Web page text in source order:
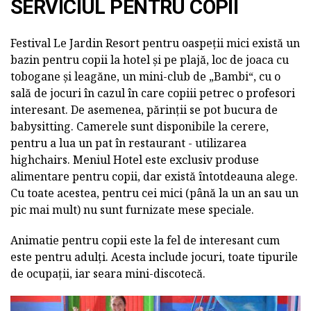
SERVICIUL PENTRU COPII
Festival Le Jardin Resort pentru oaspeții mici există un
bazin pentru copii la hotel și pe plajă, loc de joaca cu
tobogane și leagăne, un mini-club de „Bambi“, cu o
sală de jocuri în cazul în care copiii petrec o profesori
interesant. De asemenea, părinții se pot bucura de
babysitting. Camerele sunt disponibile la cerere,
pentru a lua un pat în restaurant - utilizarea
highchairs. Meniul Hotel este exclusiv produse
alimentare pentru copii, dar există întotdeauna alege.
Cu toate acestea, pentru cei mici (până la un an sau un
pic mai mult) nu sunt furnizate mese speciale.
Animatie pentru copii este la fel de interesant cum
este pentru adulți. Acesta include jocuri, toate tipurile
de ocupații, iar seara mini-discotecă.